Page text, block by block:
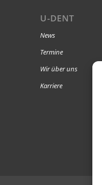
U-DENT
News
Termine
Wir über uns
Karriere